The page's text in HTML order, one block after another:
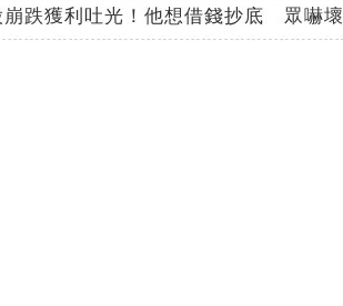
崩跌獲利吐光！他想借錢抄底 眾嚇壞